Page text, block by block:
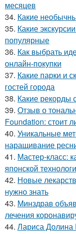
месяцев
34. Какие
35. Какие
популярные
36. Как выбрать
онлайн-покупки
37. Какие парки и
гостей города
38. Какие
39. Отзыв о
Foundation: стоит
40. Уникальные
наращивание
41. Мастер-класс:
японской
42. Новые
нужно знать
43. Минздрав
лечения
44. Лариса Долина